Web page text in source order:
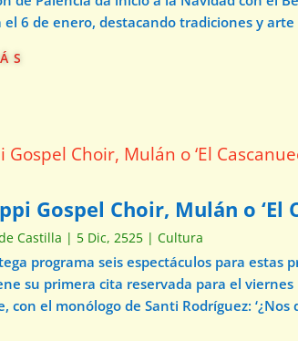
6 de enero, destacando tradiciones y
Gospel Choir, Mulán o ‘El
Castilla | 5 Dic, 2525 |Cultura
programa seis espectáculos para estas
su primera cita reservada para el viernes
con el monólogo de Santi Rodríguez: ‘¿Nos